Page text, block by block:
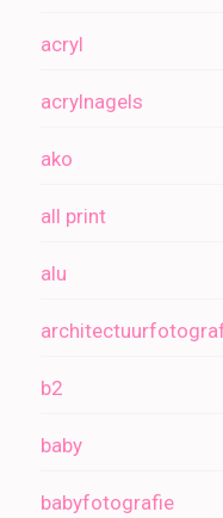
acryl
acrylnagels
ako
all print
alu
b2
baby
babyfotografie